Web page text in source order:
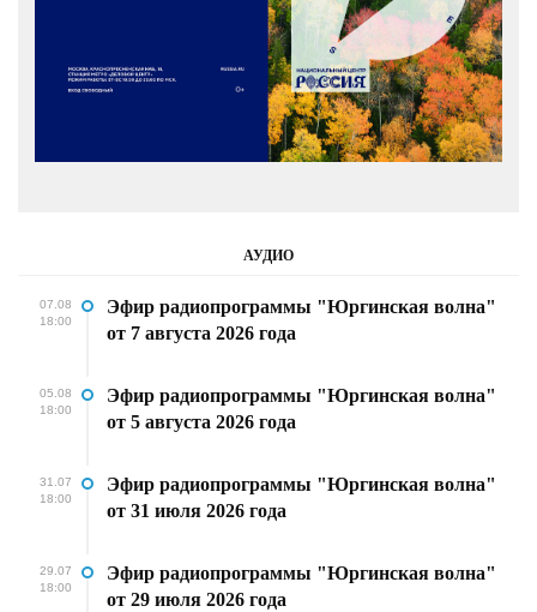
АУДИО
07.08
18:00
Эфир радиопрограммы "Юргинская волна"
от 7 августа 2026 года
05.08
18:00
Эфир радиопрограммы "Юргинская волна"
от 5 августа 2026 года
31.07
18:00
Эфир радиопрограммы "Юргинская волна"
от 31 июля 2026 года
29.07
18:00
Эфир радиопрограммы "Юргинская волна"
от 29 июля 2026 года